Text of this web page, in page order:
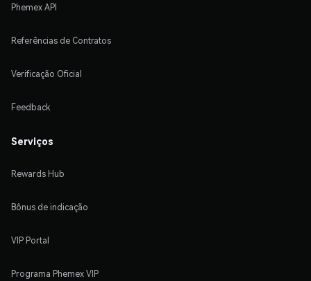
Phemex API
Referências de Contratos
Verificação Oficial
Feedback
Serviços
Rewards Hub
Bônus de indicação
VIP Portal
Programa Phemex VIP